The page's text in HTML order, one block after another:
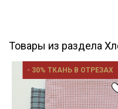
Товары из раздела
- 30% ТКАНЬ В ОТРЕЗАХ